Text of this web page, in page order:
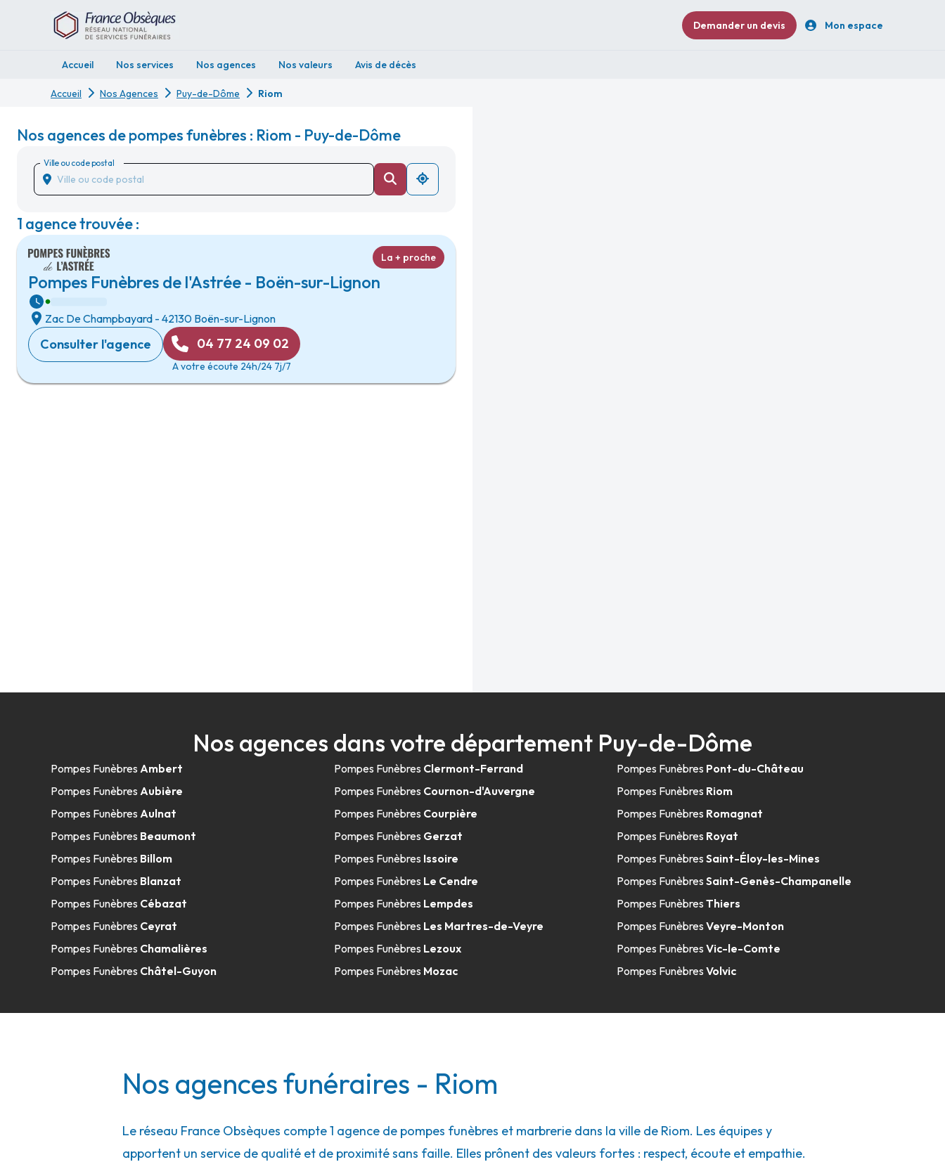
Demander un devis Mon espace
Accueil Nos services Nos agences Nos valeurs Avis de décès
Accueil Nos Agences Puy-de-Dôme Riom
Nos agences de pompes funèbres : Riom - Puy-de-Dôme
Ville ou code postal
1 agence trouvée :
Pompes Funèbres de l'Astrée - Boën-sur-Lignon
La + proche
Zac De Champbayard - 42130 Boën-sur-Lignon
Consulter l'agence 04 77 24 09 02
A votre écoute 24h/24 7j/7
Nos agences dans votre département Puy-de-Dôme
Pompes Funèbres Ambert
Pompes Funèbres Aubière
Pompes Funèbres Aulnat
Pompes Funèbres Beaumont
Pompes Funèbres Billom
Pompes Funèbres Blanzat
Pompes Funèbres Cébazat
Pompes Funèbres Ceyrat
Pompes Funèbres Chamalières
Pompes Funèbres Châtel-Guyon
Pompes Funèbres Clermont-Ferrand
Pompes Funèbres Cournon-d'Auvergne
Pompes Funèbres Courpière
Pompes Funèbres Gerzat
Pompes Funèbres Issoire
Pompes Funèbres Le Cendre
Pompes Funèbres Lempdes
Pompes Funèbres Les Martres-de-Veyre
Pompes Funèbres Lezoux
Pompes Funèbres Mozac
Pompes Funèbres Pont-du-Château
Pompes Funèbres Riom
Pompes Funèbres Romagnat
Pompes Funèbres Royat
Pompes FunèbresSaint-Éloy-les-Mines
Pompes FunèbresSaint-Genès-Champanelle
Pompes FunèbresThiers
Pompes FunèbresVeyre-Monton
Pompes FunèbresVic-le-Comte
Pompes FunèbresVolvic
Nos agences funéraires - Riom
Le réseau France Obsèques compte 1 agence de pompes funèbres et marbrerie dans la ville de Riom. Les équipes y
apportent un service de qualité et de proximité sans faille. Elles prônent des valeurs fortes : respect, écoute et empathie.